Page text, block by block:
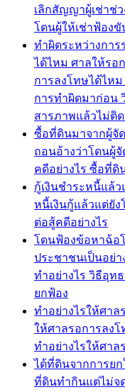
เลิกสัญญาผู้เช่าช่ว
โดนผู้ให้เช่าฟ้องขั
ทำผิดระหว่างกา
ได้ไหม ศาลให้รอ
การลงโทษได้ไห
การทำผิดมาก่อน
สารภาพแล้วไม่ติ
ซื้อที่ดินมาจากผู้จั
ถอนอ้างว่าโดนผู้
คดีอย่างไร ซื้อที่ดิ
กู้เงินชำระหนี้แล้ว
หนี้เงินกู้แล้วแต่ยัง
ต่อสู้คดีอย่างไร
โดนฟ้องข้อหาฉ้อ
ประชาชนเป็นอย่
ทำอย่างไร วิธีอุท
ยกฟ้อง
ทำอย่างไรให้ศา
ให้ศาลรอการลง
ทำอย่างไรให้ศาล
ได้ที่ดินจากการย
ที่ดินทำกินแต่ไม่จ